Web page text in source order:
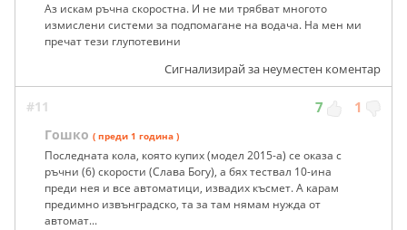
Аз искам ръчна скоростна. И не ми трябват многото
измислени системи за подпомагане на водача. На мен ми
пречат тези глупотевини
Сигнализирай за неуместен коментар
#11 7 1
Гошко ( преди 1 година )
Последната кола, която купих (модел 2015-а) се оказа с
ръчни (6) скорости (Слава Богу), а бях тествал 10-ина
преди нея и все автоматици, извадих късмет. А карам
предимно извънградско, та за там нямам нужда от
автомат...